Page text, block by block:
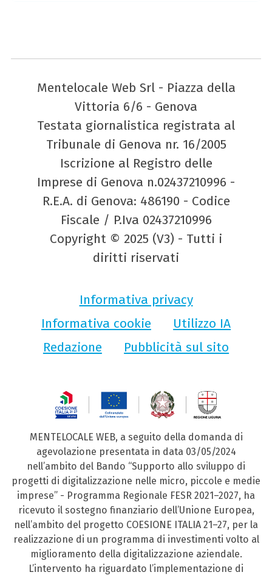
Mentelocale Web Srl - Piazza della
Vittoria 6/6 - Genova
Testata giornalistica registrata al
Tribunale di Genova nr. 16/2005
Iscrizione al Registro delle
Imprese di Genova n.02437210996 -
R.E.A. di Genova: 486190 - Codice
Fiscale / P.Iva 02437210996
Copyright © 2025 (V3) - Tutti i
diritti riservati
Informativa privacy
Informativa cookie
Utilizzo IA
Redazione
Pubblicità sul sito
MENTELOCALE WEB, a seguito della domanda di
agevolazione presentata in data 03/05/2024
nell’ambito del Bando “Supporto allo sviluppo di
progetti di digitalizzazione nelle micro, piccole e medie
imprese” - Programma Regionale FESR 2021–2027, ha
ricevuto il sostegno finanziario dell’Unione Europea,
nell’ambito del progetto COESIONE ITALIA 21–27, per la
realizzazione di un programma di investimenti volto al
miglioramento della digitalizzazione aziendale.
L’intervento ha riguardato l’implementazione di